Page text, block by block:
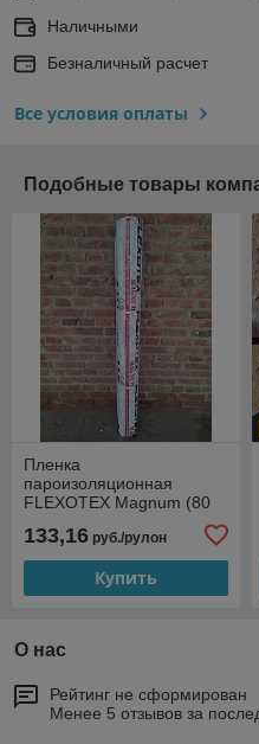
Наличными
Безналичный расчет
Все условия оплаты
Подобные товары
Пленка
пароизоляционная
FLEXOTEX Magnum (80
133,16 руб./рулон
Купить
О нас
Рейтинг не сформирован
Менее 5 отзывов за